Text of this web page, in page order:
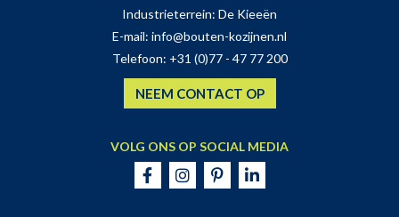
Industrieterrein: De Kieeën
E-mail: info@bouten-kozijnen.nl
Telefoon: +31 (0)77 - 47 77 200
NEEM CONTACT OP
VOLG ONS OP SOCIAL MEDIA